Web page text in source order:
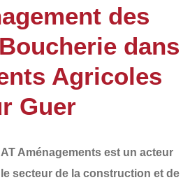
des
dans
Agricoles
Guer
Aménagements est un acteur
secteur de la construction et de